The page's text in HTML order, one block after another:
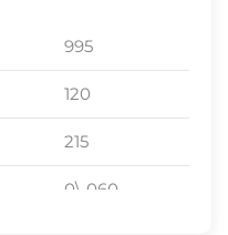
995
120
215
0\,060